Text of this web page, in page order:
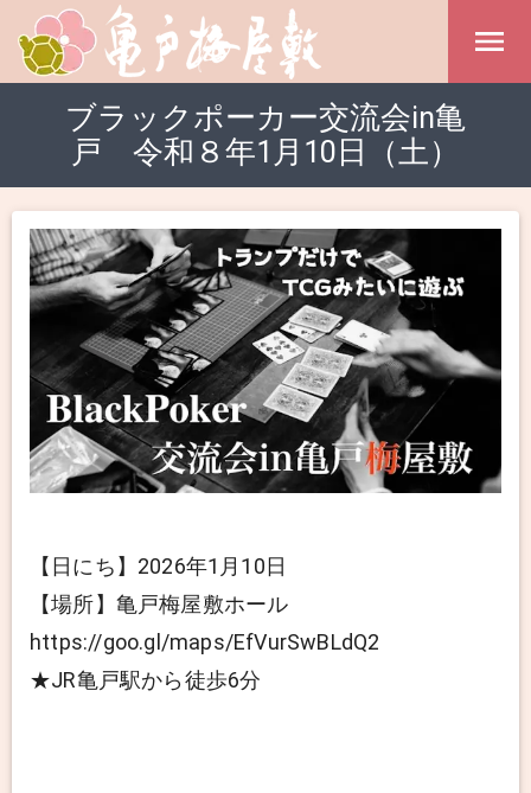
ブラックポーカー交流会in亀
戸 令和８年1月10日（土）
【日にち】2026年1月10日
【場所】亀戸梅屋敷ホール
https://goo.gl/maps/EfVurSwBLdQ2
★JR亀戸駅から徒歩6分